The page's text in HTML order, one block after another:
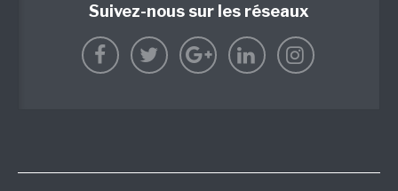
Suivez-nous sur les réseaux